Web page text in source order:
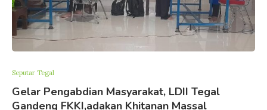
Seputar Tegal
Gelar Pengabdian Masyarakat, LDII Tegal
Gandeng FKKI,adakan Khitanan Massal